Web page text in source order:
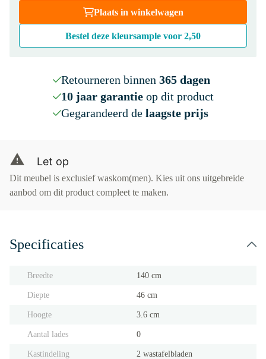
Plaats in winkelwagen
Bestel deze kleursample voor 2,50
Retourneren binnen 365 dagen
10 jaar garantieop dit product
Gegarandeerd de laagste prijs
Let op
Dit meubel is exclusief waskom(men). Kies uit ons uitgebreide
aanbod om dit product compleet te maken.
Specificaties
Breedte 140 cm
Diepte 46 cm
Hoogte 3.6 cm
Aantal lades 0
Kastindeling 2 wastafelbladen